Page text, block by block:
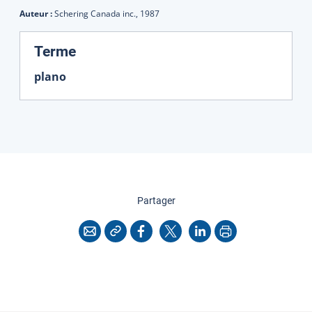
Auteur :Schering Canada inc., 1987
Terme:
plano
Partagercette page
CourrielCopier l'adresse
Facebook
X LinkedInImprimer